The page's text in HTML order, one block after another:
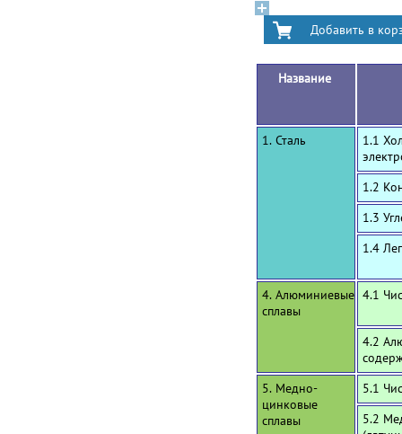
Название
1. Сталь
1.1
1.2
1.3
1.4
4. Алюминиевые
сплавы
4.1
4.2
5. Медно-
цинковые
сплавы
5.1
5.2